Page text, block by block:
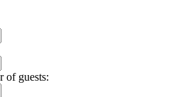
of guests: